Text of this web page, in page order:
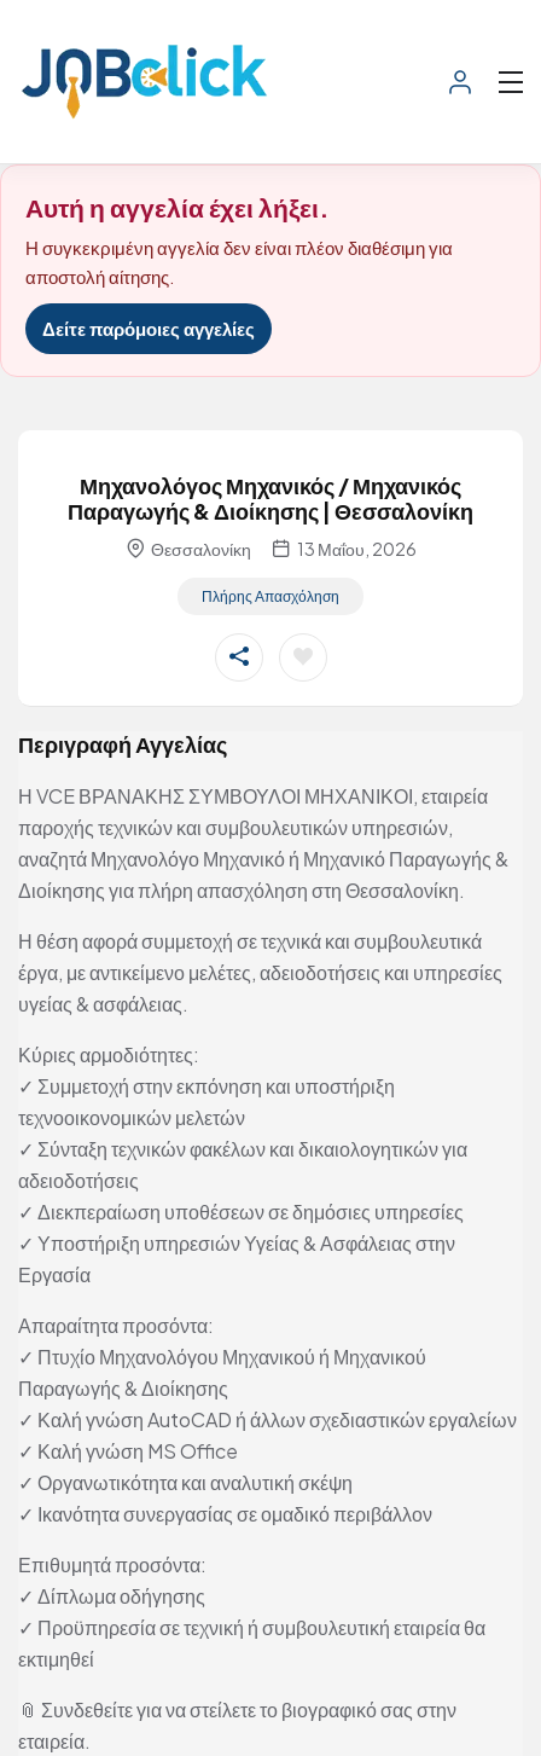
Αυτή η αγγελία έχει λήξει.
Η συγκεκριμένη αγγελία δεν είναι πλέον διαθέσιμη για
αποστολή αίτησης.
Δείτε παρόμοιες αγγελίες
Μηχανολόγος Μηχανικός / Μηχανικός
Παραγωγής & Διοίκησης | Θεσσαλονίκη
Θεσσαλονίκη 13 Μαΐου, 2026
Πλήρης Απασχόληση
Περιγραφή Αγγελίας
Η VCE ΒΡΑΝΑΚΗΣ ΣΥΜΒΟΥΛΟΙ ΜΗΧΑΝΙΚΟΙ, εταιρεία
παροχής τεχνικών και συμβουλευτικών υπηρεσιών,
αναζητά Μηχανολόγο Μηχανικό ή Μηχανικό Παραγωγής &
Διοίκησης για πλήρη απασχόληση στη Θεσσαλονίκη.
Η θέση αφορά συμμετοχή σε τεχνικά και συμβουλευτικά
έργα, με αντικείμενο μελέτες, αδειοδοτήσεις και υπηρεσίες
υγείας & ασφάλειας.
Κύριες αρμοδιότητες:
✓ Συμμετοχή στην εκπόνηση και υποστήριξη
τεχνοοικονομικών μελετών
✓ Σύνταξη τεχνικών φακέλων και δικαιολογητικών για
αδειοδοτήσεις
✓ Διεκπεραίωση υποθέσεων σε δημόσιες υπηρεσίες
✓ Υποστήριξη υπηρεσιών Υγείας & Ασφάλειας στην
Εργασία
Απαραίτητα προσόντα:
✓ Πτυχίο Μηχανολόγου Μηχανικού ή Μηχανικού
Παραγωγής & Διοίκησης
✓ Καλή γνώση AutoCAD ή άλλων σχεδιαστικών εργαλείων
✓ Καλή γνώση MS Office
✓ Οργανωτικότητα και αναλυτική σκέψη
✓ Ικανότητα συνεργασίας σε ομαδικό περιβάλλον
Επιθυμητά προσόντα:
✓ Δίπλωμα οδήγησης
✓ Προϋπηρεσία σε τεχνική ή συμβουλευτική εταιρεία θα
εκτιμηθεί
📎 Συνδεθείτε για να στείλετε το βιογραφικό σας στην
εταιρεία.